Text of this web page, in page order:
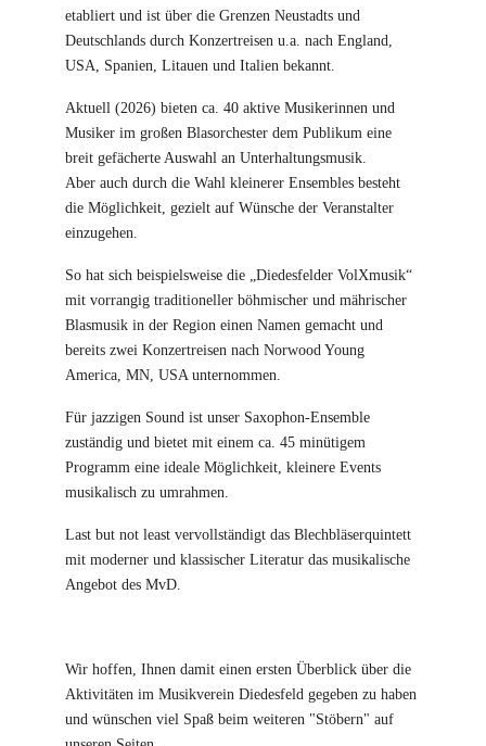
etabliert und ist über die Grenzen Neustadts und
Deutschlands durch Konzertreisen u.a. nach England,
USA, Spanien, Litauen und Italien bekannt.
Aktuell (2026) bieten ca. 40 aktive Musikerinnen und
Musiker im großen Blasorchester dem Publikum eine
breit gefächerte Auswahl an Unterhaltungsmusik.
Aber auch durch die Wahl kleinerer Ensembles besteht
die Möglichkeit, gezielt auf Wünsche der Veranstalter
einzugehen.
So hat sich beispielsweise die „Diedesfelder VolXmusik“
mit vorrangig traditioneller böhmischer und mährischer
Blasmusik in der Region einen Namen gemacht und
bereits zwei Konzertreisen nach Norwood Young
America, MN, USA unternommen.
Für jazzigen Sound ist unser Saxophon-Ensemble
zuständig und bietet mit einem ca. 45 minütigem
Programm eine ideale Möglichkeit, kleinere Events
musikalisch zu umrahmen.
Last but not least vervollständigt das Blechbläserquintett
mit moderner und klassischer Literatur das musikalische
Angebot des MvD.
Wir hoffen, Ihnen damit einen ersten Überblick über die
Aktivitäten im Musikverein Diedesfeld gegeben zu haben
und wünschen viel Spaß beim weiteren "Stöbern" auf